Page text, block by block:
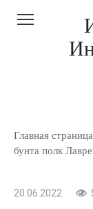
Главная страница
бунта полк
20.06.2022